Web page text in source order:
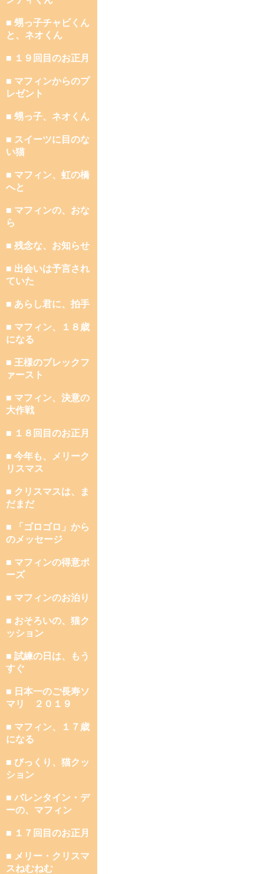
■ 甥っ子チャビくん
と、ネオくん
■ １９回目のお正月
■ マフィンからのプ
レゼント
■ 甥っ子、ネオくん
■ スイーツに目のな
い猫
■ マフィン、虹の橋
へと
■ マフィンの、おな
ら
■ 残念な、お知らせ
■ 出会いは予言され
ていた
■ あらし君に、拍手
■ マフィン、１８歳
になる
■ 王様のブレックフ
ァースト
■ マフィン、決意の
大作戦
■ １８回目のお正月
■ 今年も、メリーク
リスマス
■ クリスマスは、ま
だまだ
■ 「ゴロゴロ」から
のメッセージ
■ マフィンの得意ポ
ーズ
■ マフィンのお泊り
■ おそろいの、猫ク
ッション
■ 試練の日は、もう
すぐ
■ 日本一のご長寿ソ
マリ ２０１９
■ マフィン、１７歳
になる
■ びっくり、猫クッ
ション
■ バレンタイン・デ
ーの、マフィン
■ １７回目のお正月
■ メリー・クリスマ
スねむねむ